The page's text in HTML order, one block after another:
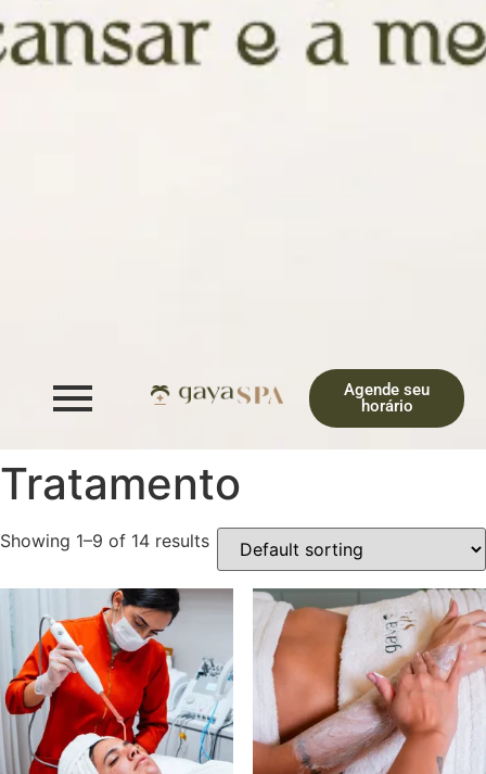
Agende seu
horário
Tratamento
Showing 1–9 of 14 results